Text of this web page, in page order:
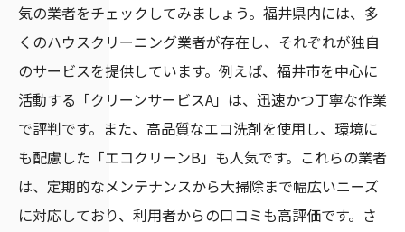
気の業者をチェックしてみましょう。福井県内には、多
くのハウスクリーニング業者が存在し、それぞれが独自
のサービスを提供しています。例えば、福井市を中心に
活動する「クリーンサービスA」は、迅速かつ丁寧な作業
で評判です。また、高品質なエコ洗剤を使用し、環境に
も配慮した「エコクリーンB」も人気です。これらの業者
は、定期的なメンテナンスから大掃除まで幅広いニーズ
に対応しており、利用者からの口コミも高評価です。さ